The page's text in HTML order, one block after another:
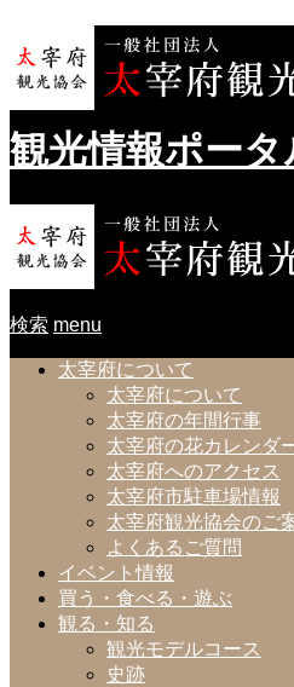
観光情報ポータ
検索 menu
太宰府について
太宰府について
太宰府の年間行事
太宰府の花カレンダ
太宰府へのアクセス
太宰府市駐車場情報
太宰府観光協会のご
よくあるご質問
イベント情報
買う・食べる・遊ぶ
観る・知る
観光モデルコース
史跡